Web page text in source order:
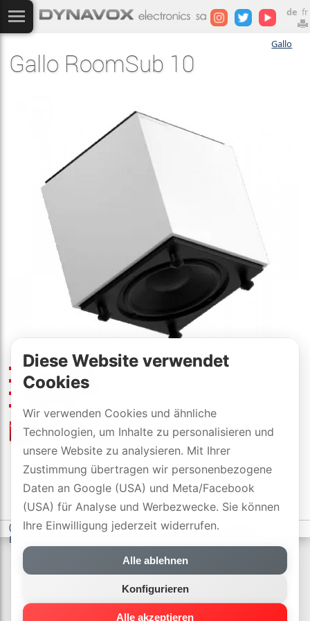
de fr
Gallo
Gallo RoomSub 10
300W, 32Hz-160kHz
uVP[CHF] :1099/Stk.
Dimensionen (B×H×T): 33×38×33 cm
Preisliste/offizielle Händler
mit DYNAVOX-SWISS-GARANTIE
(c) DYNAVOX electronics AG-Datenschutzerklärung
Einstellungen
Diese Website verwendet
Cookies
Wir verwenden Cookies und ähnliche
Technologien, um Inhalte zu personalisieren und
unsere Website zu analysieren. Mit Ihrer
Zustimmung übertragen wir personenbezogene
Daten an Google (USA) und Meta/Facebook
(USA) für Analyse und Werbezwecke. Sie können
Ihre Einwilligung jederzeit widerrufen.
Alle ablehnen
Konfigurieren
Alle akzeptieren